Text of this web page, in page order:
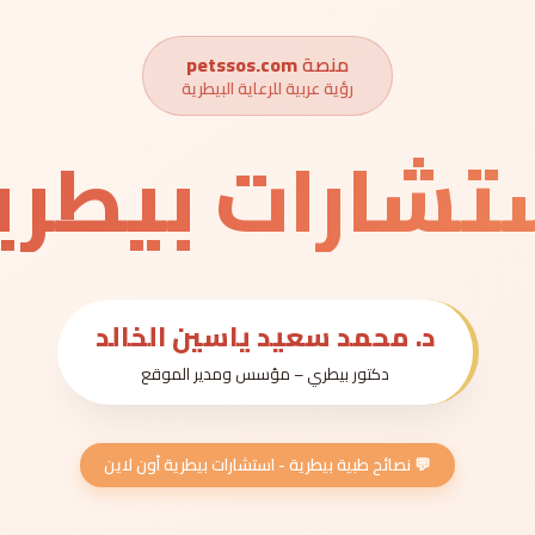
منصةpetssos.com
رؤية عربية للرعاية البيطرية
د. محمد سعيد ياسين الخالد
دكتور بيطري – مؤسس ومدير الموقع
💬 نصائح طبية بيطرية - استشارات بيطرية أون لاين